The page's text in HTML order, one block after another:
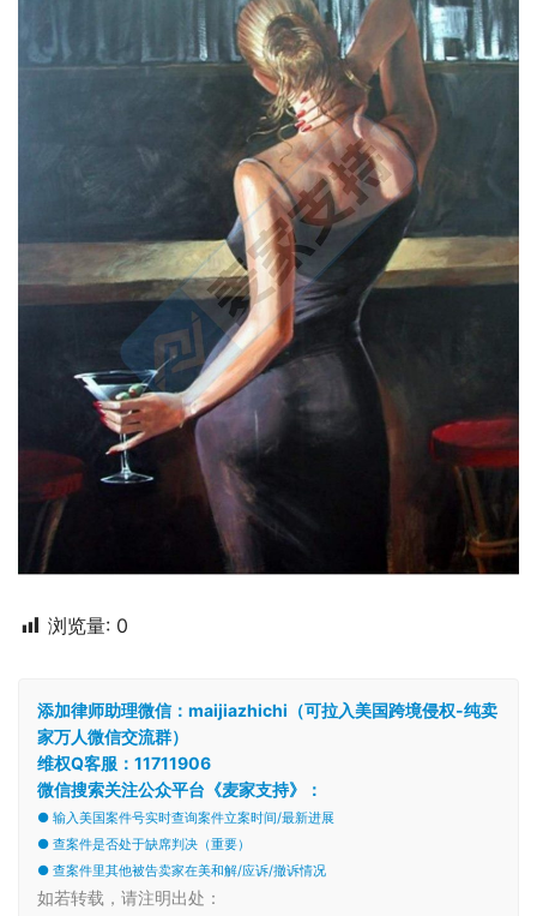
浏览量: 0
添加律师助理微信：maijiazhichi（可拉入美国跨境侵权-纯卖
家万人微信交流群）
维权Q客服：11711906
微信搜索关注公众平台《麦家支持》：
● 输入美国案件号实时查询案件立案时间/最新进展
● 查案件是否处于缺席判决（重要）
● 查案件里其他被告卖家在美和解/应诉/撤诉情况
如若转载，请注明出处：